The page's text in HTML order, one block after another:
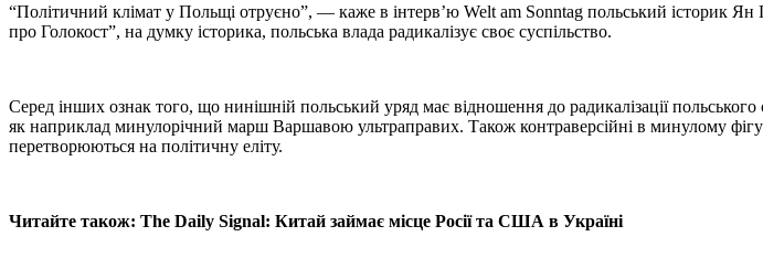
“Політичний клімат у Польщі отруєно”, — каже в інтерв’ю Welt am Sonntag польський історик Ян
про Голокост”, на думку історика, польська влада радикалізує своє суспільство.
Серед інших ознак того, що нинішній польський уряд має відношення до радикалізації
як наприклад минулорічний марш Варшавою ультраправих. Також контраверсійні в минулому
перетворюються на політичну еліту.
Читайте також: The Daily Signal: Китай займає місце Росії та США в Україні